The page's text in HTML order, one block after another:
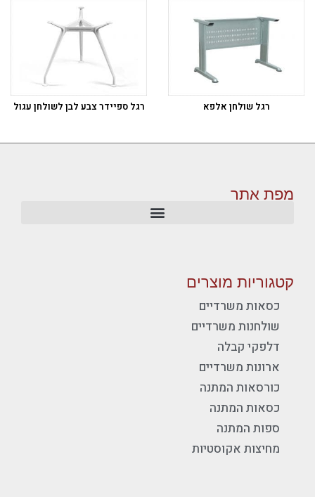
רגל שולחן אלפא רגל ספיידר צבע לבן לשולחן עגול
מפת אתר
קטגוריות מוצרים
כסאות משרדיים
שולחנות משרדיים
דלפקי קבלה
ארונות משרדיים
כורסאות המתנה
כסאות המתנה
ספות המתנה
מחיצות אקוסטיות